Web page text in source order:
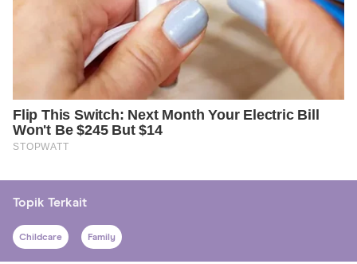
Topik Terkait
Childcare Family